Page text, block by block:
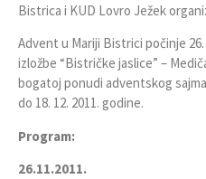
Bistrica i KUD Lovro Ježek
Advent u Mariji Bistrici počinje
izložbe “Bistričke jaslice” –
bogatoj ponudi adventskog
do 18. 12. 2011. godine.
Program:
26.11.2011.